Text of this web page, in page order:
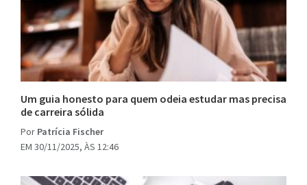
Um guia honesto para quem odeia estudar mas precisa
de carreira sólida
Por Patrícia Fischer
EM 30/11/2025, ÀS 12:46